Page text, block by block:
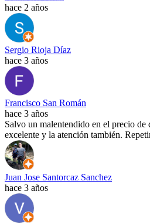
hace 2 años
Sergio Rioja Díaz
hace 3 años
Francisco San Román
hace 3 años
Salvo un malentendido en el precio de
excelente y la atención también.
Juan Jose Santorcaz Sanchez
hace 3 años